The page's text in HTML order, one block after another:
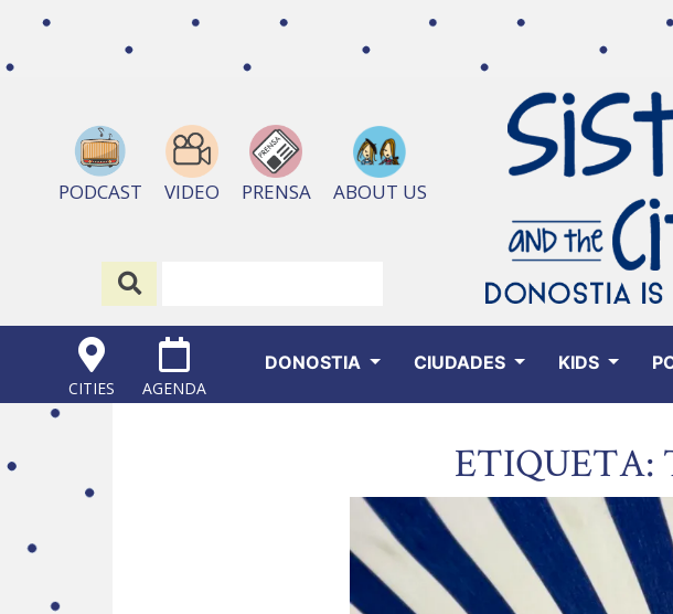
PODCAST VIDEO PRENSA ABOUT US
CITIES AGENDA
DONOSTIA CIUDADES KIDS
ETIQUETA: